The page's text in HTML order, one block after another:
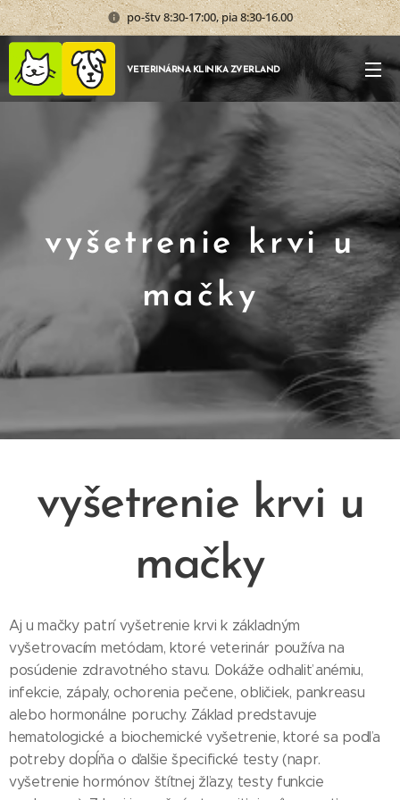
po-štv 8:30-17:00, pia 8:30-16.00
VETERINÁRNA KLINIKA ZVERLAND
vyšetrenie krvi u
mačky
vyšetrenie krvi u
mačky
Aj u mačky patrí vyšetrenie krvi k základným
vyšetrovacím metódam, ktoré veterinár používa na
posúdenie zdravotného stavu. Dokáže odhaliť anémiu,
infekcie, zápaly, ochorenia pečene, obličiek, pankreasu
alebo hormonálne poruchy. Základ predstavuje
hematologické a biochemické vyšetrenie, ktoré sa podľa
potreby dopĺňa o ďalšie špecifické testy (napr.
vyšetrenie hormónov štítnej žľazy, testy funkcie